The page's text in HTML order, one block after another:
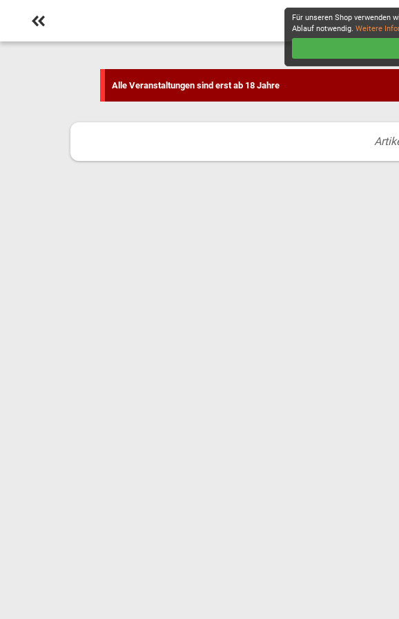
Alle Veranstaltungen sind erst ab 18 Jahre
Für unseren Shop verwenden
Ablauf notwendig. Weitere